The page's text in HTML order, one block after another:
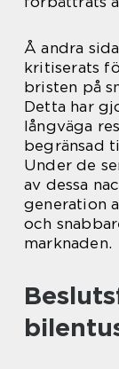
Å andra
kritiserats
bristen på
Detta har
långväga
begränsad
Under de
av dessa
generation
och
marknaden.